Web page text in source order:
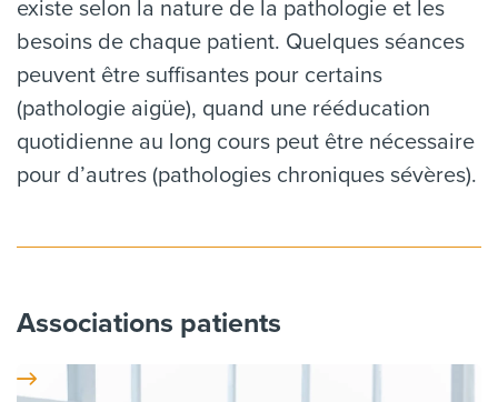
existe selon la nature de la pathologie et les
besoins de chaque patient. Quelques séances
peuvent être suffisantes pour certains
(pathologie aigüe), quand une rééducation
quotidienne au long cours peut être nécessaire
pour d’autres (pathologies chroniques sévères).
Associations patients